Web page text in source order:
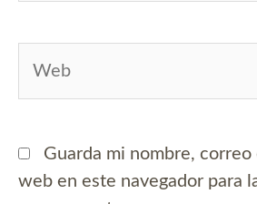
Guarda mi nombre,
web en este navegador para